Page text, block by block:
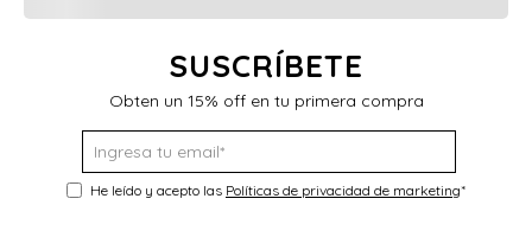
SUSCRÍBETE
Obten un 15% off en tu primera compra
He leído y acepto las Políticas de privacidad de marketing*